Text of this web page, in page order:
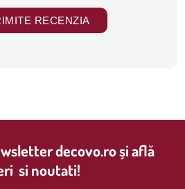
RECENZIA
decovo.ro și află
si noutati!